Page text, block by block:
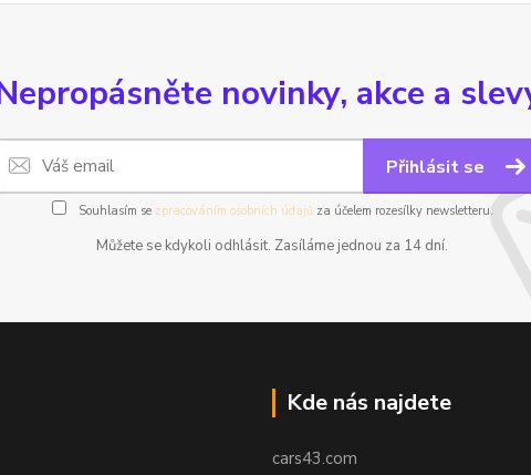
novinky, akce a
Přihlásit se
Souhlasím se zpracováním osobních údajůza účelem rozesílky newsletteru.
Můžete se kdykoli odhlásit. Zasíláme jednou za 14 dní.
Kde nás najdete
cars43.com